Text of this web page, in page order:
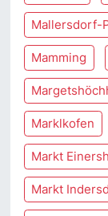
Mallersdorf-
Mamming
Marklkofen
Markt
Markt